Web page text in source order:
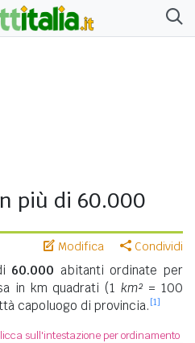
più di 60.000
Modifica Condividi
60.000 abitanti ordinate per
in km quadrati (1km² = 100
capoluogo di provincia. [1]
sull'intestazione per ordinamento